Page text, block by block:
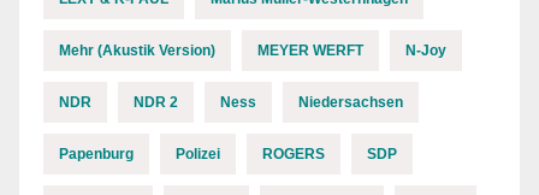
Mehr (Akustik Version) MEYER WERFT N-Joy
NDR NDR 2 Ness Niedersachsen
Papenburg Polizei ROGERS SDP